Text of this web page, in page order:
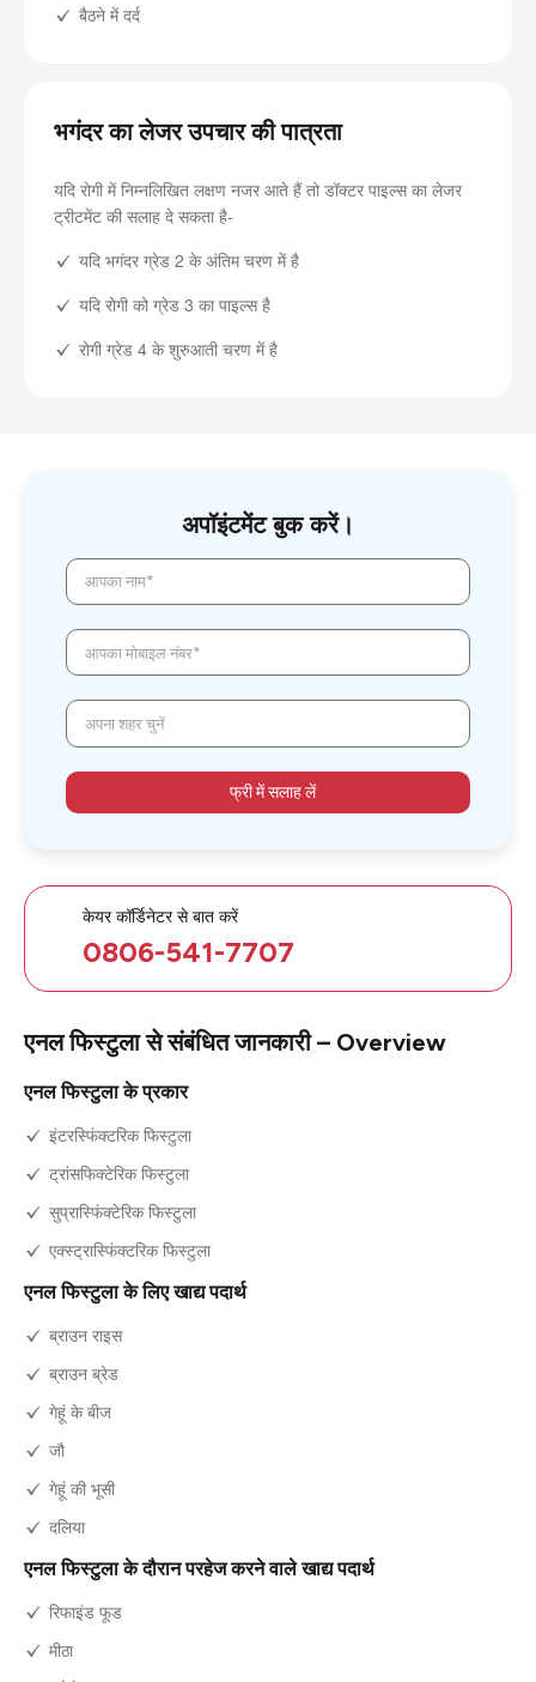
बैठने में दर्द
भगंदर का लेजर उपचार की पात्रता
यदि रोगी में निम्नलिखित लक्षण नजर आते हैं तो डॉक्टर पाइल्स का लेजर
ट्रीटमेंट की सलाह दे सकता है-
यदि भगंदर ग्रेड 2 के अंतिम चरण में है
यदि रोगी को ग्रेड 3 का पाइल्स है
रोगी ग्रेड 4 के शुरुआती चरण में है
एनल फिस्टुला से संबंधित जानकारी – Overview
एनल फिस्टुला के प्रकार
इंटरस्फिंक्टरिक फिस्टुला
ट्रांसफिक्टेरिक फिस्टुला
सुप्रास्फिंक्टेरिक फिस्टुला
एक्स्ट्रास्फिंक्टरिक फिस्टुला
एनल फिस्टुला के लिए खाद्य पदार्थ
ब्राउन राइस
ब्राउन ब्रेड
गेहूं के बीज
जौ
गेहूं की भूसी
दलिया
एनल फिस्टुला के दौरान परहेज करने वाले खाद्य पदार्थ
रिफाइंड फूड
मीठा
अपॉइंटमेंट बुक करें।
आपका नाम*
आपका मोबाइल नंबर*
अपना शहर चुनें
फ्री में सलाह लें
केयर कॉर्डिनेटर से बात करें
0806-541-7707